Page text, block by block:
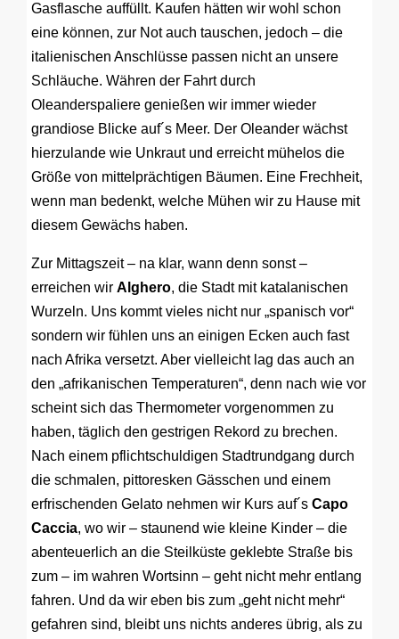
Gasflasche auffüllt. Kaufen hätten wir wohl schon
eine können, zur Not auch tauschen, jedoch – die
italienischen Anschlüsse passen nicht an unsere
Schläuche. Währen der Fahrt durch
Oleanderspaliere genießen wir immer wieder
grandiose Blicke auf´s Meer. Der Oleander wächst
hierzulande wie Unkraut und erreicht mühelos die
Größe von mittelprächtigen Bäumen. Eine Frechheit,
wenn man bedenkt, welche Mühen wir zu Hause mit
diesem Gewächs haben.
Zur Mittagszeit – na klar, wann denn sonst –
erreichen wir Alghero, die Stadt mit katalanischen
Wurzeln. Uns kommt vieles nicht nur „spanisch vor“
sondern wir fühlen uns an einigen Ecken auch fast
nach Afrika versetzt. Aber vielleicht lag das auch an
den „afrikanischen Temperaturen“, denn nach wie vor
scheint sich das Thermometer vorgenommen zu
haben, täglich den gestrigen Rekord zu brechen.
Nach einem pflichtschuldigen Stadtrundgang durch
die schmalen, pittoresken Gässchen und einem
erfrischenden Gelato nehmen wir Kurs auf´s Capo
Caccia, wo wir – staunend wie kleine Kinder – die
abenteuerlich an die Steilküste geklebte Straße bis
zum – im wahren Wortsinn – geht nicht mehr entlang
fahren. Und da wir eben bis zum „geht nicht mehr“
gefahren sind, bleibt uns nichts anderes übrig, als zu